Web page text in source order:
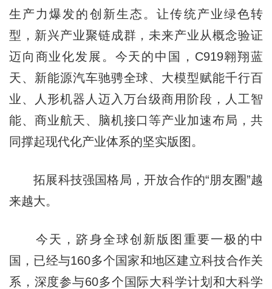
生产力爆发的创新生态。让传统产业绿色转
型，新兴产业聚链成群，未来产业从概念验证
迈向商业化发展。今天的中国，C919翱翔蓝
天、新能源汽车驰骋全球、大模型赋能千行百
业、人形机器人迈入万台级商用阶段，人工智
能、商业航天、脑机接口等产业加速布局，共
同撑起现代化产业体系的坚实版图。
拓展科技强国格局，开放合作的“朋友圈”越
来越大。
今天，跻身全球创新版图重要一极的中
国，已经与160多个国家和地区建立科技合作关
系，深度参与60多个国际大科学计划和大科学